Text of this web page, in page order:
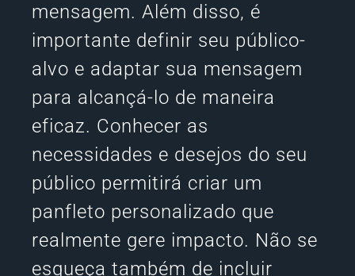
mensagem. Além disso, é
importante definir seu público-
alvo e adaptar sua mensagem
para alcançá-lo de maneira
eficaz. Conhecer as
necessidades e desejos do seu
público permitirá criar um
panfleto personalizado que
realmente gere impacto. Não se
esqueça também de incluir